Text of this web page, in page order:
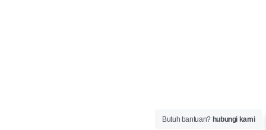
Butuh bantuan? hubungi kami